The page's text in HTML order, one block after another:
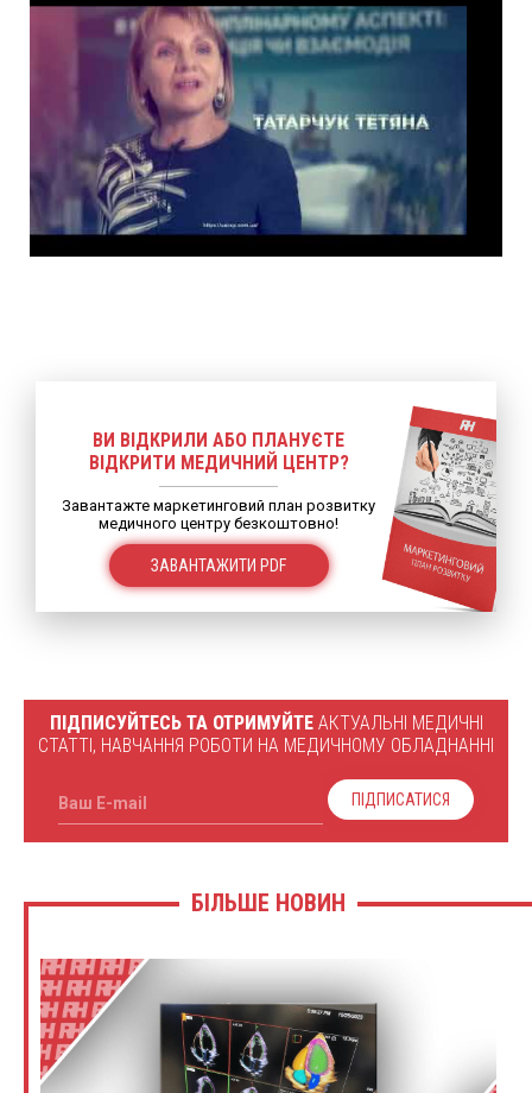
ВИ ВІДКРИЛИ АБО ПЛАНУЄТЕ
ВІДКРИТИ МЕДИЧНИЙ ЦЕНТР?
Завантажте маркетинговий план розвитку
медичного центру безкоштовно!
ЗАВАНТАЖИТИ PDF
ПІДПИСУЙТЕСЬ ТА ОТРИМУЙТЕАКТУАЛЬНІ МЕДИЧНІ
СТАТТІ, НАВЧАННЯ РОБОТИ НА МЕДИЧНОМУ ОБЛАДНАННІ
Ваш E-mail ПІДПИСАТИСЯ
БІЛЬШЕ НОВИН